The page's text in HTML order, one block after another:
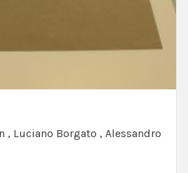
, Luciano Borgato , Alessandro